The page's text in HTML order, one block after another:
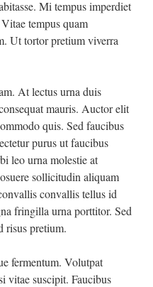
Mi tempus imperdiet
tempus quam
Ut tortor pretium viverra
At lectus urna duis
mauris. Auctor elit
quis. Sed faucibus
purus ut faucibus
leo urna molestie at
sollicitudin aliquam
convallis tellus id
fringilla urna porttitor. Sed
risus pretium.
fermentum. Volutpat
vitae suscipit. Faucibus